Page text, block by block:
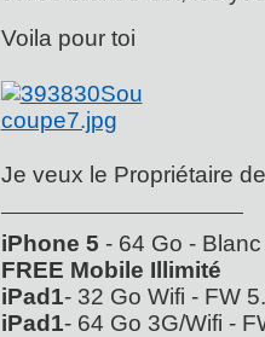
Voila pour toi
Je veux le Propriétaire
iPhone 5 - 64 Go -
FREE Mobile Illimité
iPad1- 32 Go Wifi - FW
iPad1- 64 Go 3G/Wifi -